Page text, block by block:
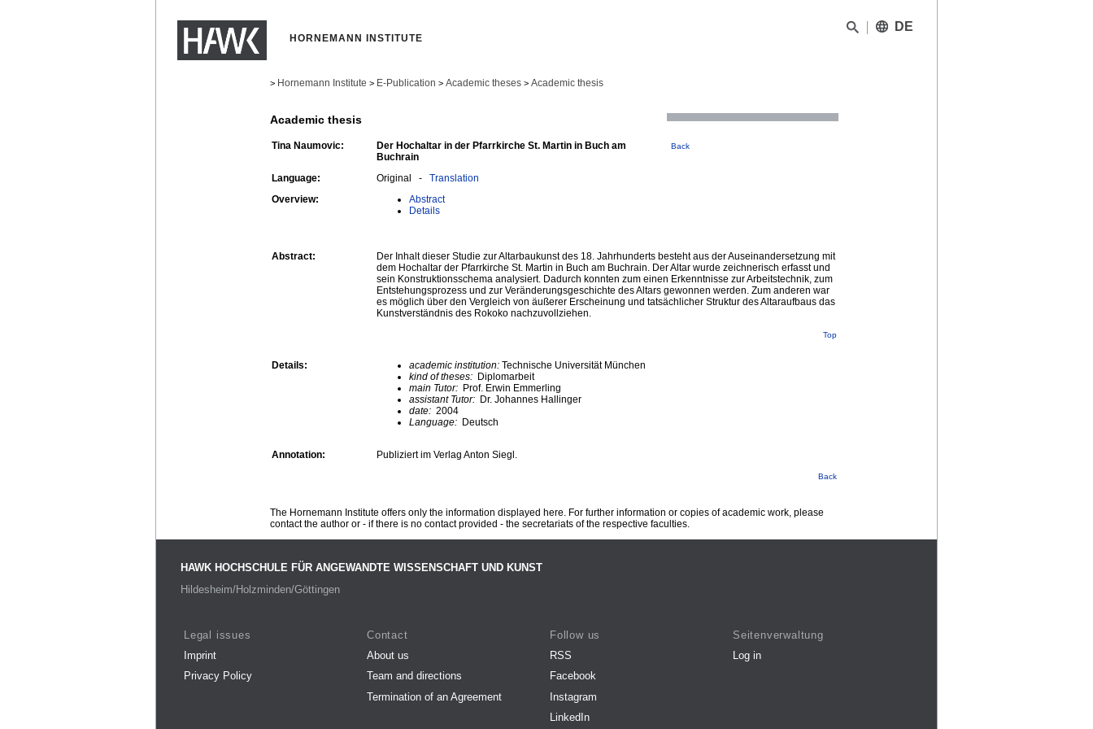
HORNEMANN INSTITUTE
DE
> Hornemann Institute > E-Publication > Academic theses > Academic thesis
Academic thesis
Tina Naumovic:
Der Hochaltar in der Pfarrkirche St. Martin in Buch am
Buchrain
Back
Language: Original - Translation
Overview:
Abstract
Details
Abstract:
Der Inhalt dieser Studie zur Altarbaukunst des 18. Jahrhunderts besteht aus der Auseinandersetzung mit
dem Hochaltar der Pfarrkirche St. Martin in Buch am Buchrain. Der Altar wurde zeichnerisch erfasst und
sein Konstruktionsschema analysiert. Dadurch konnten zum einen Erkenntnisse zur Arbeitstechnik, zum
Entstehungsprozess und zur Veränderungsgeschichte des Altars gewonnen werden. Zum anderen war
es möglich über den Vergleich von äußerer Erscheinung und tatsächlicher Struktur des Altaraufbaus das
Kunstverständnis des Rokoko nachzuvollziehen.
Top
Details: academic institution: Technische Universität München
kind of theses: Diplomarbeit
main Tutor: Prof. Erwin Emmerling
assistant Tutor: Dr. Johannes Hallinger
date: 2004
Language: Deutsch
Annotation: Publiziert im Verlag Anton Siegl.
Back
The Hornemann Institute offers only the information displayed here. For further information or copies of academic work, please
contact the author or - if there is no contact provided - the secretariats of the respective faculties.
HAWK HOCHSCHULE FÜR ANGEWANDTE WISSENSCHAFT UND KUNST
Hildesheim/Holzminden/Göttingen
Legal issues
Imprint
Privacy Policy
Contact
About us
Team and directions
Termination of an Agreement
Follow us
RSS
Facebook
Instagram
LinkedIn
Seitenverwaltung
Log in